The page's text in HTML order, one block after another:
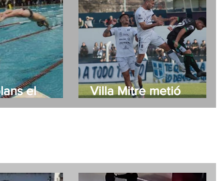
el
del
Villa Mitre metió
primera en Córdoba